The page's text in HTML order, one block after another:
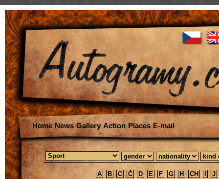
Home News Gallery Action Places E-mail
A B C Č D E F G H CH J